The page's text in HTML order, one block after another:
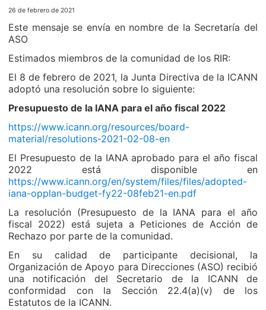
26 de febrero de 2021
Este mensaje se envía en nombre de la Secretaría del
ASO
Estimados miembros de la comunidad de los RIR:
El 8 de febrero de 2021, la Junta Directiva de la ICANN
adoptó una resolución sobre lo siguiente:
Presupuesto de la IANA para el año fiscal 2022
https://www.icann.org/resources/board-
material/resolutions-2021-02-08-en
El Presupuesto de la IANA aprobado para el año fiscal
2022 está disponible en
https://www.icann.org/en/system/files/files/adopted-
iana-opplan-budget-fy22-08feb21-en.pdf
La resolución (Presupuesto de la IANA para el año
fiscal 2022) está sujeta a Peticiones de Acción de
Rechazo por parte de la comunidad.
En su calidad de participante decisional, la
Organización de Apoyo para Direcciones (ASO) recibió
una notificación del Secretario de la ICANN de
conformidad con la Sección 22.4(a)(v) de los
Estatutos de la ICANN.